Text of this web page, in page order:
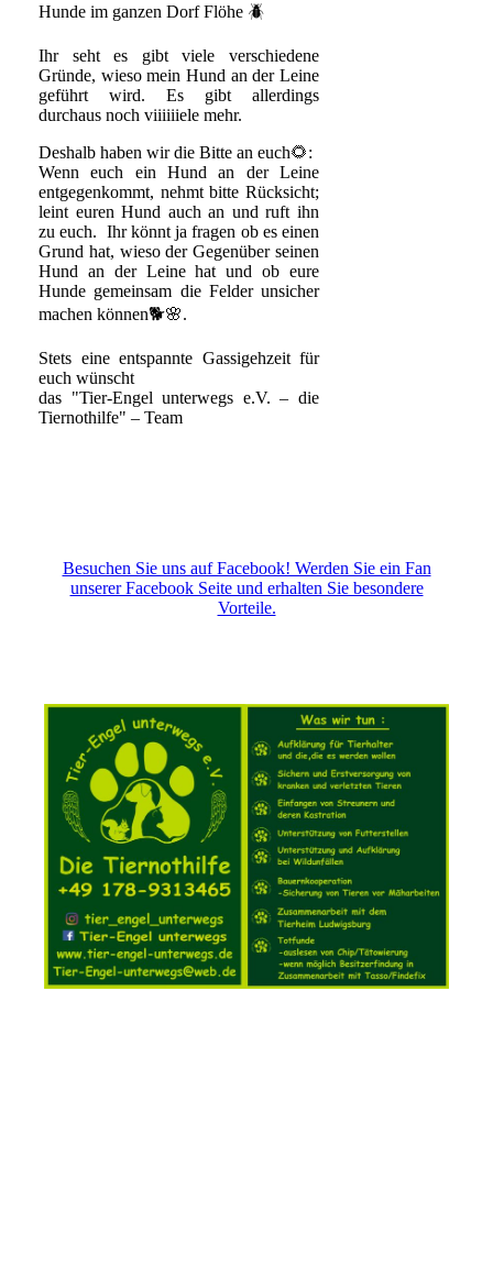
Hunde im ganzen Dorf Flöhe 🪲
Ihr seht es gibt viele verschiedene
Gründe, wieso mein Hund an der Leine
geführt wird. Es gibt allerdings
durchaus noch viiiiiiele mehr.
Deshalb haben wir die Bitte an euch🌻:
Wenn euch ein Hund an der Leine
entgegenkommt, nehmt bitte Rücksicht;
leint euren Hund auch an und ruft ihn
zu euch. Ihr könnt ja fragen ob es einen
Grund hat, wieso der Gegenüber seinen
Hund an der Leine hat und ob eure
Hunde gemeinsam die Felder unsicher
machen können🐕🌸.
Stets eine entspannte Gassigehzeit für
euch wünscht
das "Tier-Engel unterwegs e.V. – die
Tiernothilfe" – Team
Besuchen Sie uns auf Facebook! Werden Sie ein Fan
unserer Facebook Seite und erhalten Sie besondere
Vorteile.